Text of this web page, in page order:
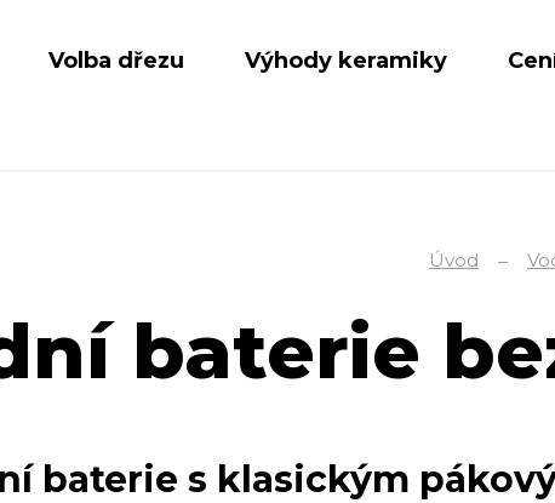
Volba dřezu Výhody keramiky
Úvod
baterie
baterie s klasickým